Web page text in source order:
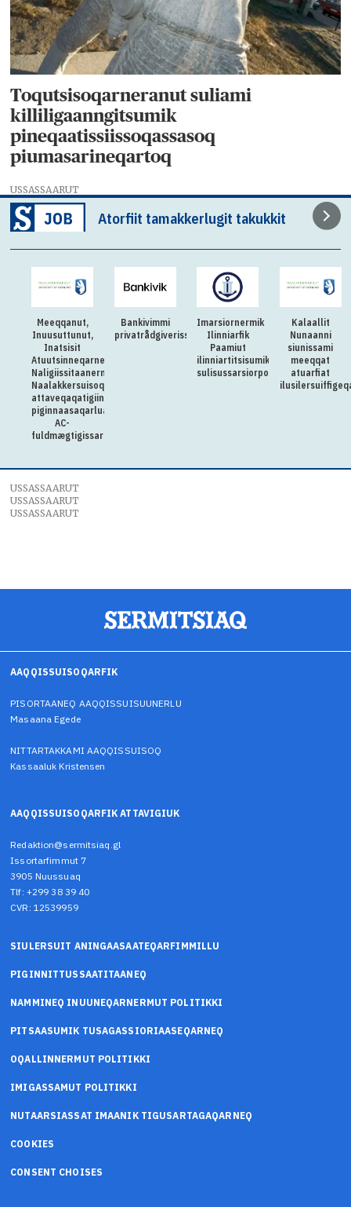
Toqutsisoqarneranut suliami
killiligaanngitsumik
pineqaatissiissoqassasoq
piumasarineqartoq
USSASSAARUT
Atorfiit tamakkerlugit takukkit
Meeqqanut,
Inuusuttunut,
Inatsisit
Atuutsinneqarnerannut
Naligiissitaanermullu
Naalakkersuisoqarfik
attaveqaqatigiinnermut
piginnaasaqarluartumik
AC-
fuldmægtigissarsiorpoq
Bankivimmi
privatrådgiverissarsiorpugut
Imarsiornermik
Ilinniarfik
Paamiut
ilinniartitsisumik
sulisussarsiorpoq
Kalaallit
Nunaanni
siunissami
meeqqat
atuarfiat
USSASSAARUT
USSASSAARUT
USSASSAARUT
AAQQISSUISOQARFIK
PISORTAANEQ AAQQISSUISUUNERLU
Masaana Egede
NITTARTAKKAMI AAQQISSUISOQ
Kassaaluk Kristensen
AAQQISSUISOQARFIK ATTAVIGIUK
Redaktion@sermitsiaq.gl
Issortarfimmut 7
3905 Nuussuaq
Tlf: +299 38 39 40
CVR: 12539959
SIULERSUIT ANINGAASAATEQARFIMMILLU
PIGINNITTUSSAATITAANEQ
NAMMINEQ INUUNEQARNERMUT POLITIKKI
PITSAASUMIK TUSAGASSIORIAASEQARNEQ
OQALLINNERMUT POLITIKKI
IMIGASSAMUT POLITIKKI
NUTAARSIASSAT IMAANIK TIGUSARTAGAQARNEQ
COOKIES
CONSENT CHOISES